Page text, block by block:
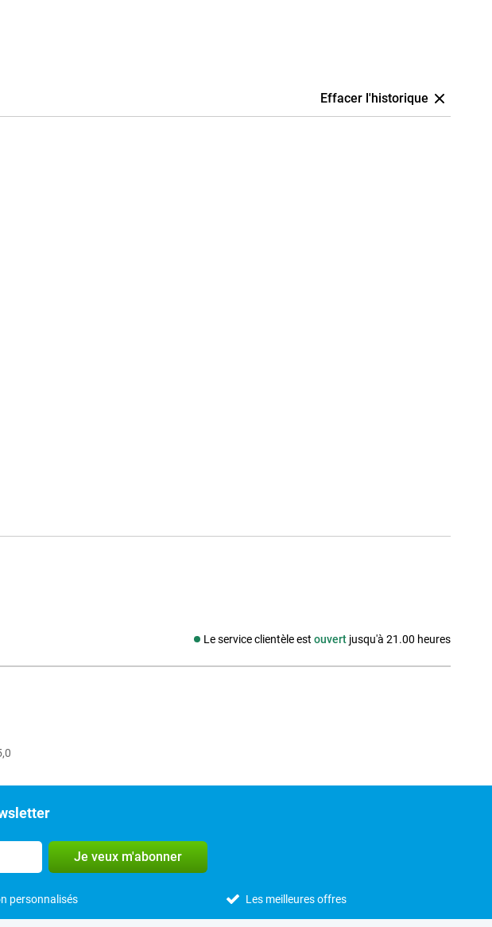
Effacer l'historique
Le service clientèle est ouvert jusqu'à 21.00 heures
Média social
Je veux m'abonner
personnalisés Les meilleures offres